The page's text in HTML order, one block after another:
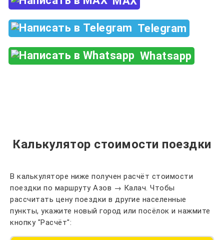
Telegram
Whatsapp
Калькулятор стоимости поездки
В калькуляторе ниже получен расчёт стоимости
поездки по маршруту Азов → Калач. Чтобы
рассчитать цену поездки в другие населенные
пункты, укажите новый город или посёлок и нажмите
кнопку "Расчёт":